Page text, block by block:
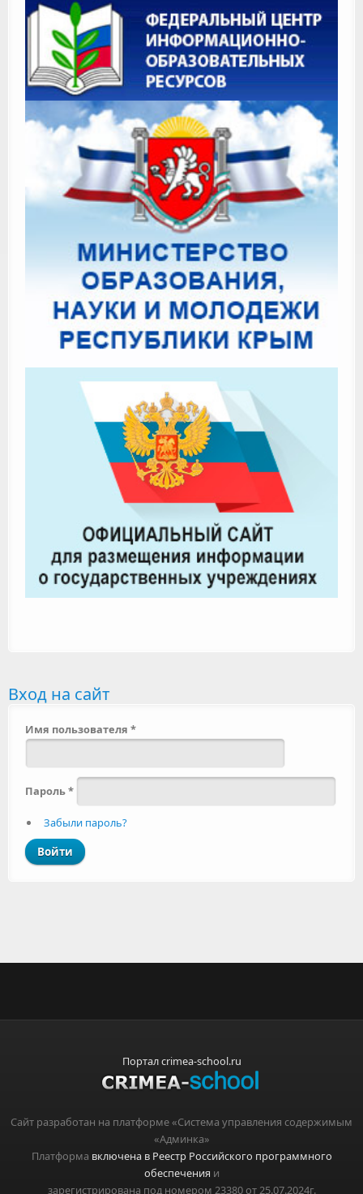
Вход на сайт
Имя пользователя *
Пароль*
Забыли пароль?
Портал crimea-school.ru
Сайт разработан на платформе «Система управления содержимым
«Админка»
Платформа включена в Реестр Российского программного
обеспечения и
зарегистрирована под номером 23380 от 25.07.2024г.